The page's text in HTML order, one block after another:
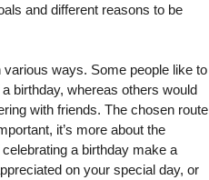
and different reasons to be
ways. Some people like to
birthday, whereas others would
with friends. The chosen route
it’s more about the
a birthday make a
on your special day, or